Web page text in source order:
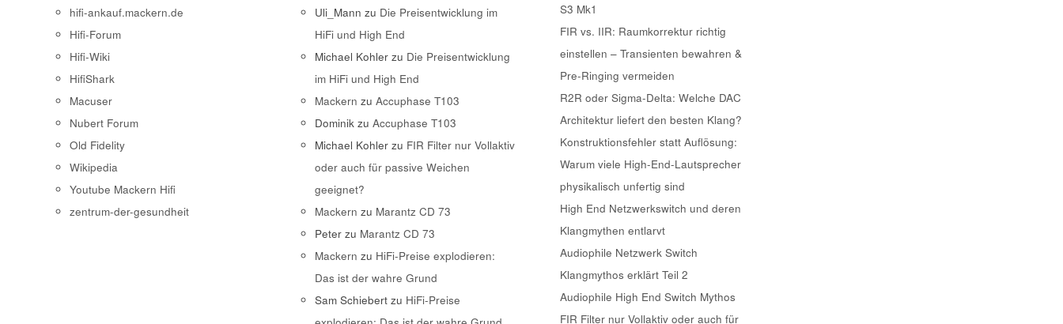
hifi-ankauf.mackern.de
Hifi-Forum
Hifi-Wiki
HifiShark
Macuser
Nubert Forum
Old Fidelity
Wikipedia
Youtube Mackern Hifi
zentrum-der-gesundheit
Uli_Mann zu Die Preisentwicklung im
HiFi und High End
Michael Kohler zu Die Preisentwicklung
im HiFi und High End
Mackern zuAccuphase T103
Dominik zuAccuphase T103
Michael Kohler zu FIR Filter nur Vollaktiv
oder auch für passive Weichen
geeignet?
Mackern zu Marantz CD 73
Peter zu Marantz CD 73
Mackern zu HiFi-Preise explodieren:
Das ist der wahre Grund
Sam Schiebert zu HiFi-Preise
S3 Mk1
FIR vs. IIR: Raumkorrektur richtig
einstellen – Transienten bewahren &
Pre-Ringing vermeiden
R2R oder Sigma-Delta: Welche DAC
Architektur liefert den besten Klang?
Konstruktionsfehler statt Auflösung:
Warum viele High-End-Lautsprecher
physikalisch unfertig sind
High End Netzwerkswitch und deren
Klangmythen entlarvt
Audiophile Netzwerk Switch
Klangmythos erklärt Teil 2
Audiophile High End Switch Mythos
FIR Filter nur Vollaktiv oder auch für